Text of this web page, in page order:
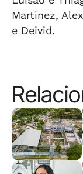
Martinez,
e Deivid.